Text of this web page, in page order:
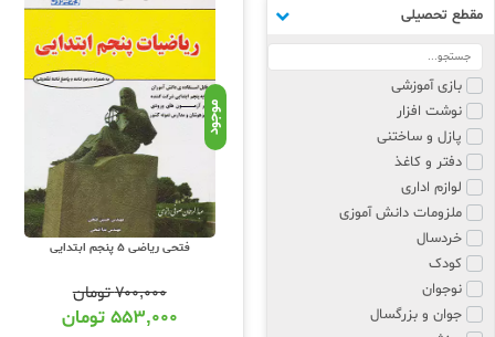
مقطع تحصیلی
بازی آموزشی
نوشت افزار
پازل و ساختنی
دفتر و کاغذ
لوازم اداری
ملزومات دانش آموزی
خردسال
کودک
نوجوان
جوان و بزرگسال
موجود
فتحی ریاضی 5 پنجم ابتدایی
۷۰۰,۰۰۰تومان
۵۵۳,۰۰۰ تومان